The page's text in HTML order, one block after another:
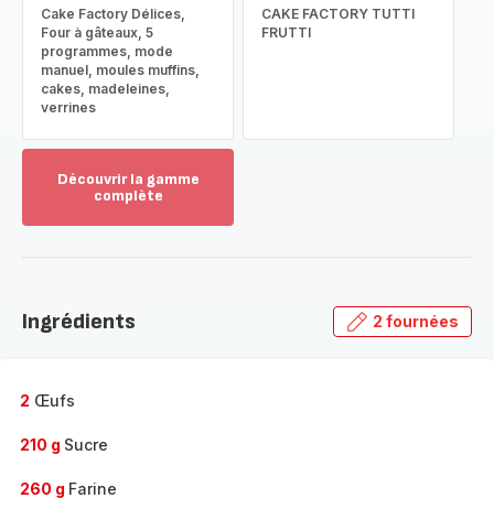
Cake Factory Délices,
Four à gâteaux, 5
programmes, mode
manuel, moules muffins,
cakes, madeleines,
verrines
CAKE FACTORY TUTTI
FRUTTI
Découvrir la gamme
complète
gamme
Ingrédients 2 fournées
2 Œufs
210 g Sucre
260 g Farine